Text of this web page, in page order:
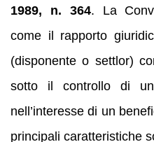
1989, n. 364. La
come il rapporto
(disponente o settlor)
sotto il controllo di
nell’interesse di un
principali caratteristiche